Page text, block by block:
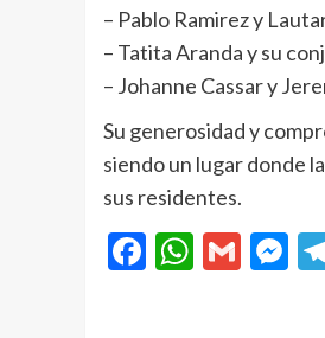
– Pablo Ramirez y
– Tatita Aranda y su
– Johanne Cassar y
Su generosidad y
siendo un lugar donde
sus residentes.
Facebook